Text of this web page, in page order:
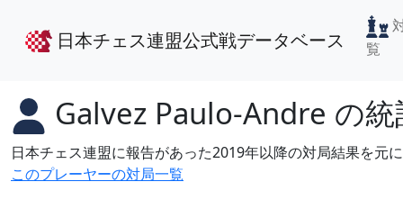
日本チェス連盟公式戦データベース
覧
Galvez Paulo-Andre の
日本チェス連盟に報告があった2019年以降の対局結果を元
このプレーヤーの対局一覧